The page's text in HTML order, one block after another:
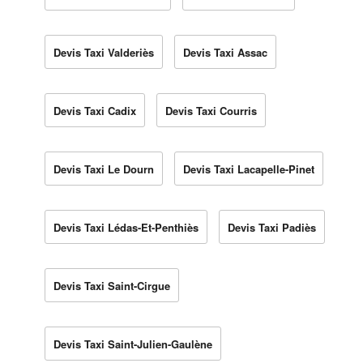
Devis Taxi Valderiès Devis Taxi Assac
Devis Taxi Cadix Devis Taxi Courris
Devis Taxi Le Dourn Devis Taxi Lacapelle-Pinet
Devis Taxi Lédas-Et-Penthiès Devis Taxi Padiès
Devis Taxi Saint-Cirgue
Devis Taxi Saint-Julien-Gaulène